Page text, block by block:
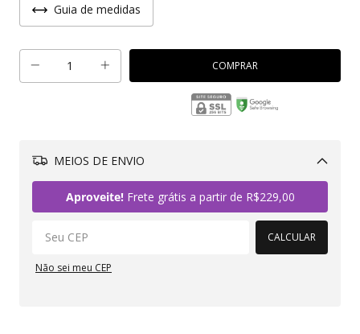
Guia de medidas
MEIOS DE ENVIO
Aproveite!Frete grátis a partir de R$229,00
CALCULAR
Não sei meu CEP